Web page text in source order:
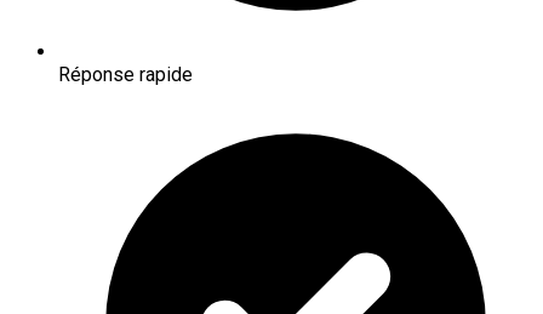
Réponse rapide